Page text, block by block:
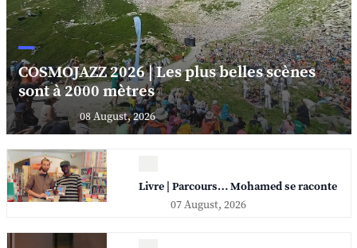
COSMOJAZZ 2026 | Les plus belles scènes
sont à 2000 mètres
08 August, 2026
Livre | Parcours… Mohamed se raconte
07 August, 2026